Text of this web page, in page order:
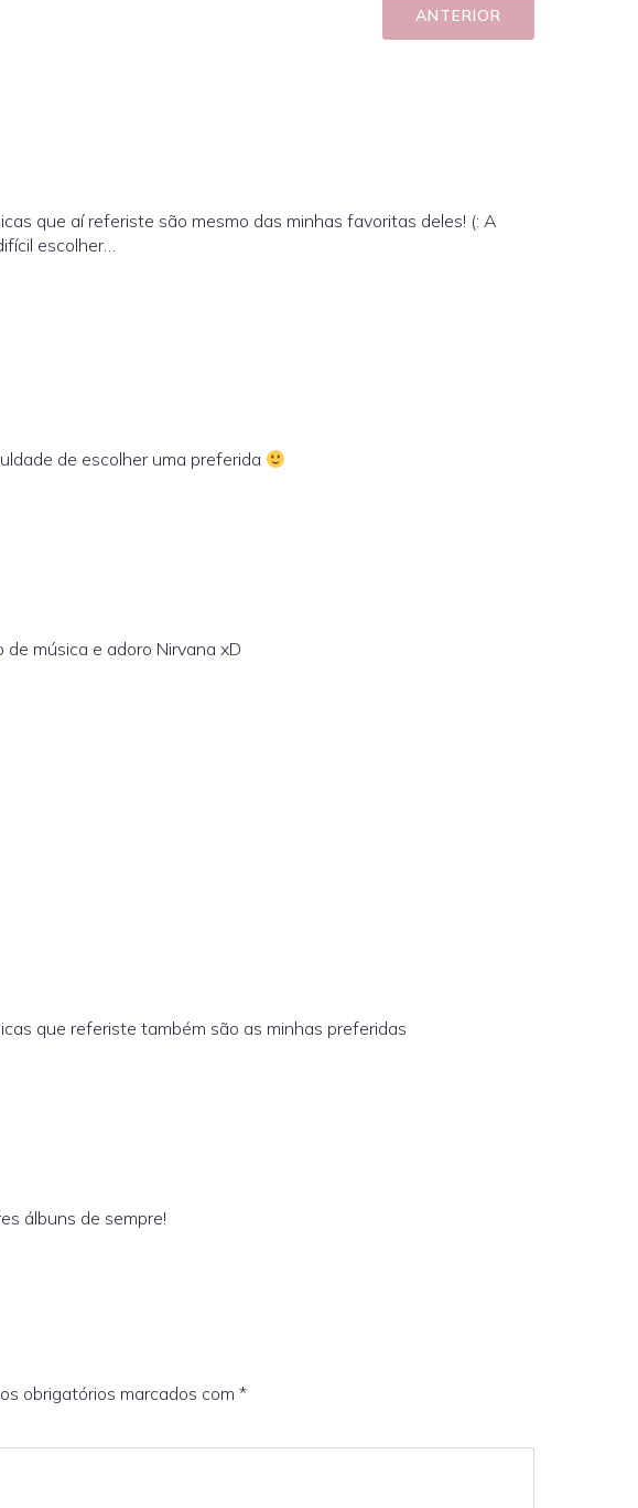
ANTERIOR
que aí referiste são mesmo das minhas favoritas deles! (: A
escolher…
de escolher uma preferida
música e adoro Nirvana xD
que referiste também são as minhas preferidas
álbuns de sempre!
obrigatórios marcados com *